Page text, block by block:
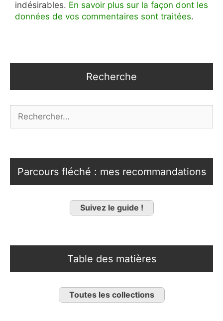
indésirables. En savoir plus sur la façon dont les
données de vos commentaires sont traitées.
Recherche
Parcours fléché : mes recommandations
Suivez le guide !
Table des matières
Toutes les collections